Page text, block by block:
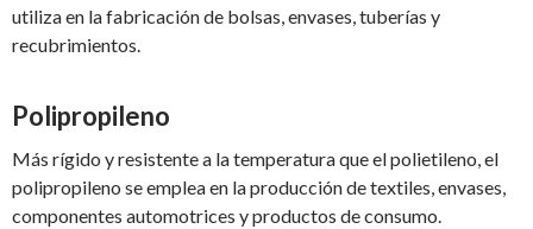
utiliza en la fabricación de bolsas, envases, tuberías y
recubrimientos.
Polipropileno
Más rígido y resistente a la temperatura que el polietileno, el
polipropileno se emplea en la producción de textiles, envases,
componentes automotrices y productos de consumo.